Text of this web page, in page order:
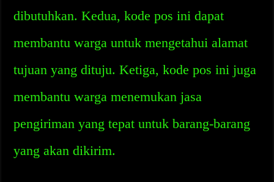
dibutuhkan. Kedua, kode pos ini dapat
membantu warga untuk mengetahui alamat
tujuan yang dituju. Ketiga, kode pos ini juga
membantu warga menemukan jasa
pengiriman yang tepat untuk barang-barang
yang akan dikirim.